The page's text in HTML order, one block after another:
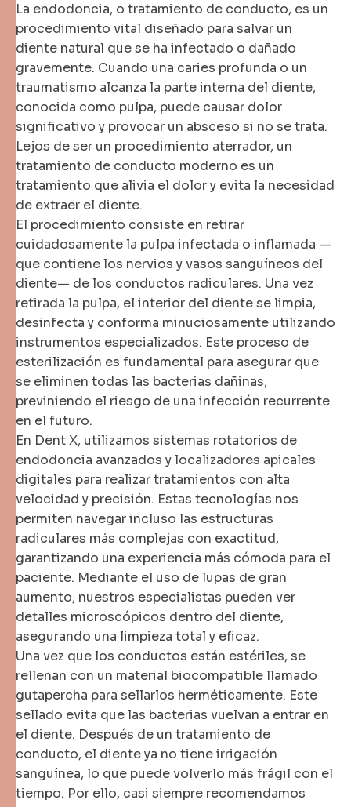
La endodoncia, o tratamiento de conducto, es un
procedimiento vital diseñado para salvar un
diente natural que se ha infectado o dañado
gravemente. Cuando una caries profunda o un
traumatismo alcanza la parte interna del diente,
conocida como pulpa, puede causar dolor
significativo y provocar un absceso si no se trata.
Lejos de ser un procedimiento aterrador, un
tratamiento de conducto moderno es un
tratamiento que alivia el dolor y evita la necesidad
de extraer el diente.
El procedimiento consiste en retirar
cuidadosamente la pulpa infectada o inflamada —
que contiene los nervios y vasos sanguíneos del
diente— de los conductos radiculares. Una vez
retirada la pulpa, el interior del diente se limpia,
desinfecta y conforma minuciosamente utilizando
instrumentos especializados. Este proceso de
esterilización es fundamental para asegurar que
se eliminen todas las bacterias dañinas,
previniendo el riesgo de una infección recurrente
en el futuro.
En Dent X, utilizamos sistemas rotatorios de
endodoncia avanzados y localizadores apicales
digitales para realizar tratamientos con alta
velocidad y precisión. Estas tecnologías nos
permiten navegar incluso las estructuras
radiculares más complejas con exactitud,
garantizando una experiencia más cómoda para el
paciente. Mediante el uso de lupas de gran
aumento, nuestros especialistas pueden ver
detalles microscópicos dentro del diente,
asegurando una limpieza total y eficaz.
Una vez que los conductos están estériles, se
rellenan con un material biocompatible llamado
gutapercha para sellarlos herméticamente. Este
sellado evita que las bacterias vuelvan a entrar en
el diente. Después de un tratamiento de
conducto, el diente ya no tiene irrigación
sanguínea, lo que puede volverlo más frágil con el
tiempo. Por ello, casi siempre recomendamos